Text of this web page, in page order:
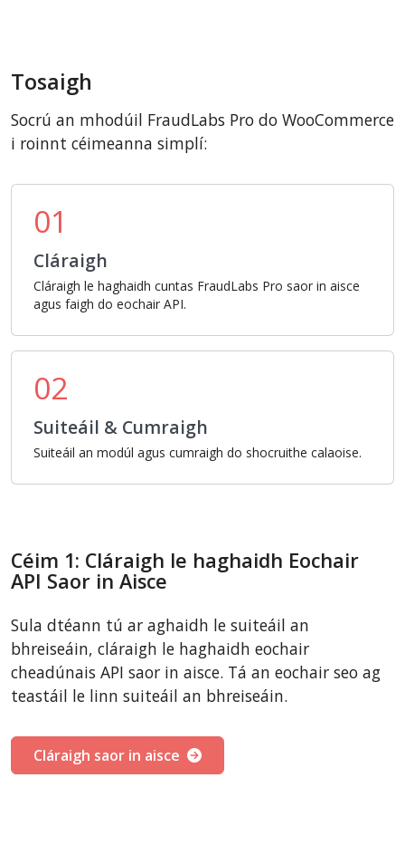
Tosaigh
Socrú an mhodúil FraudLabs Pro do WooCommerce
i roinnt céimeanna simplí:
01
Cláraigh
Cláraigh le haghaidh cuntas FraudLabs Pro saor in aisce
agus faigh do eochair API.
02
Suiteáil & Cumraigh
Suiteáil an modúl agus cumraigh do shocruithe calaoise.
Céim 1: Cláraigh le haghaidh Eochair
API Saor in Aisce
Sula dtéann tú ar aghaidh le suiteáil an
bhreiseáin, cláraigh le haghaidh eochair
cheadúnais API saor in aisce. Tá an eochair seo ag
teastáil le linn suiteáil an bhreiseáin.
Cláraigh saor in aisce